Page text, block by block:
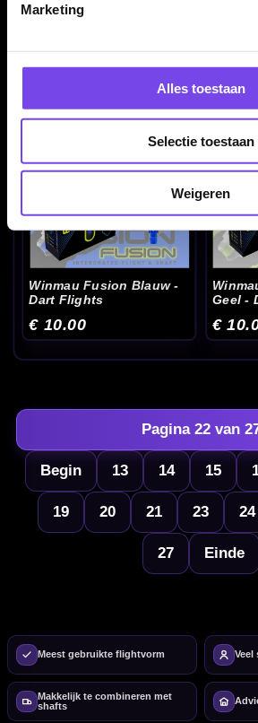
Marketing
Alles toestaan
Selectie toestaan
Weigeren
€
Winmau Fusion Blauw -
Dart Flights
€ 10.00
Geel -
€
Begin 13 14 15
19 20 21
Pagina 22 van
23 24
27 Einde
Meest gebruikte flightvorm Veel
Makkelijk te combineren met
shafts